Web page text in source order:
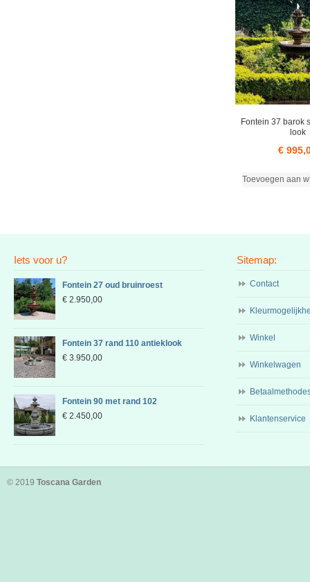
Fontein 37 barok
look
€
Toevoegen aan
Iets voor u?
Fontein 27 oud bruinroest
€ 2.950,00
Fontein 37 rand 110 antieklook
€ 3.950,00
Fontein 90 met rand 102
€ 2.450,00
Sitemap:
Contact
Winkel
Winkelwagen
Klantenservice
© 2019 Toscana Garden